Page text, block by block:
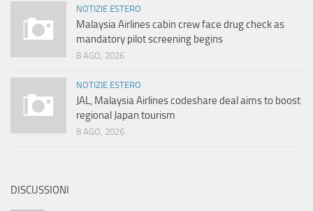
NOTIZIE ESTERO
Malaysia Airlines cabin crew face drug check as
mandatory pilot screening begins
8 AGO, 2026
NOTIZIE ESTERO
JAL, Malaysia Airlines codeshare deal aims to boost
regional Japan tourism
8 AGO, 2026
DISCUSSIONI